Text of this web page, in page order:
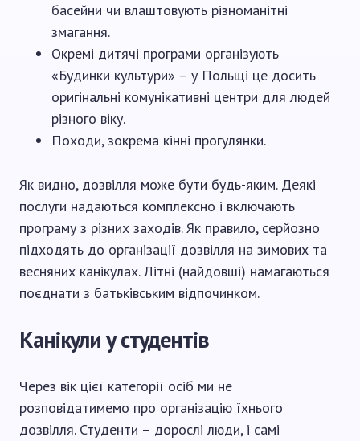
басейни чи влаштовують різноманітні
змагання.
Окремі дитячі програми організують
«Будинки культури» – у Польщі це досить
оригінальні комунікативні центри для людей
різного віку.
Походи, зокрема кінні прогулянки.
Як видно, дозвілля може бути будь-яким. Деякі
послуги надаються комплексно і включають
програму з різних заходів. Як правило, серйозно
підходять до організації дозвілля на зимових та
весняних канікулах. Літні (найдовші) намагаються
поєднати з батьківським відпочинком.
Канікули у студентів
Через вік цієї категорії осіб ми не
розповідатимемо про організацію їхнього
дозвілля. Студенти – дорослі люди, і самі